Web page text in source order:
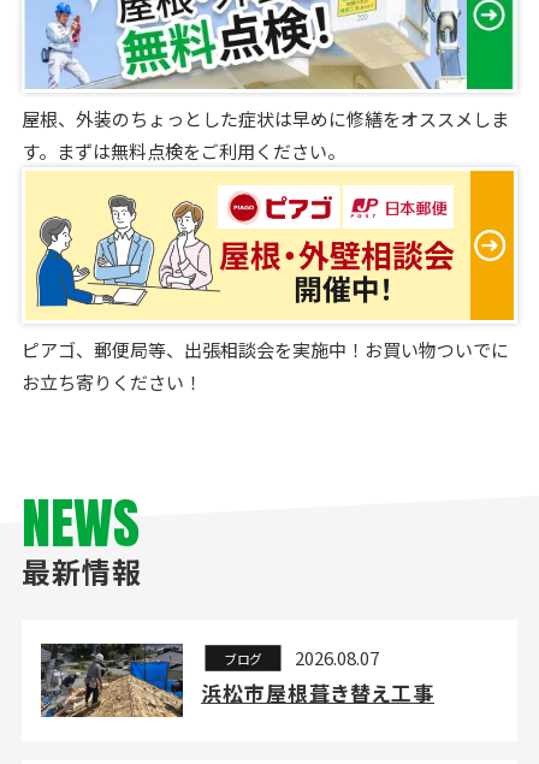
屋根、外装のちょっとした症状は早めに修繕をオススメしま
す。まずは無料点検をご利用ください。
ピアゴ、郵便局等、出張相談会を実施中！お買い物ついでに
お立ち寄りください！
NEWS
最新情報
ブログ 2026.08.07
浜松市屋根葺き替え工事